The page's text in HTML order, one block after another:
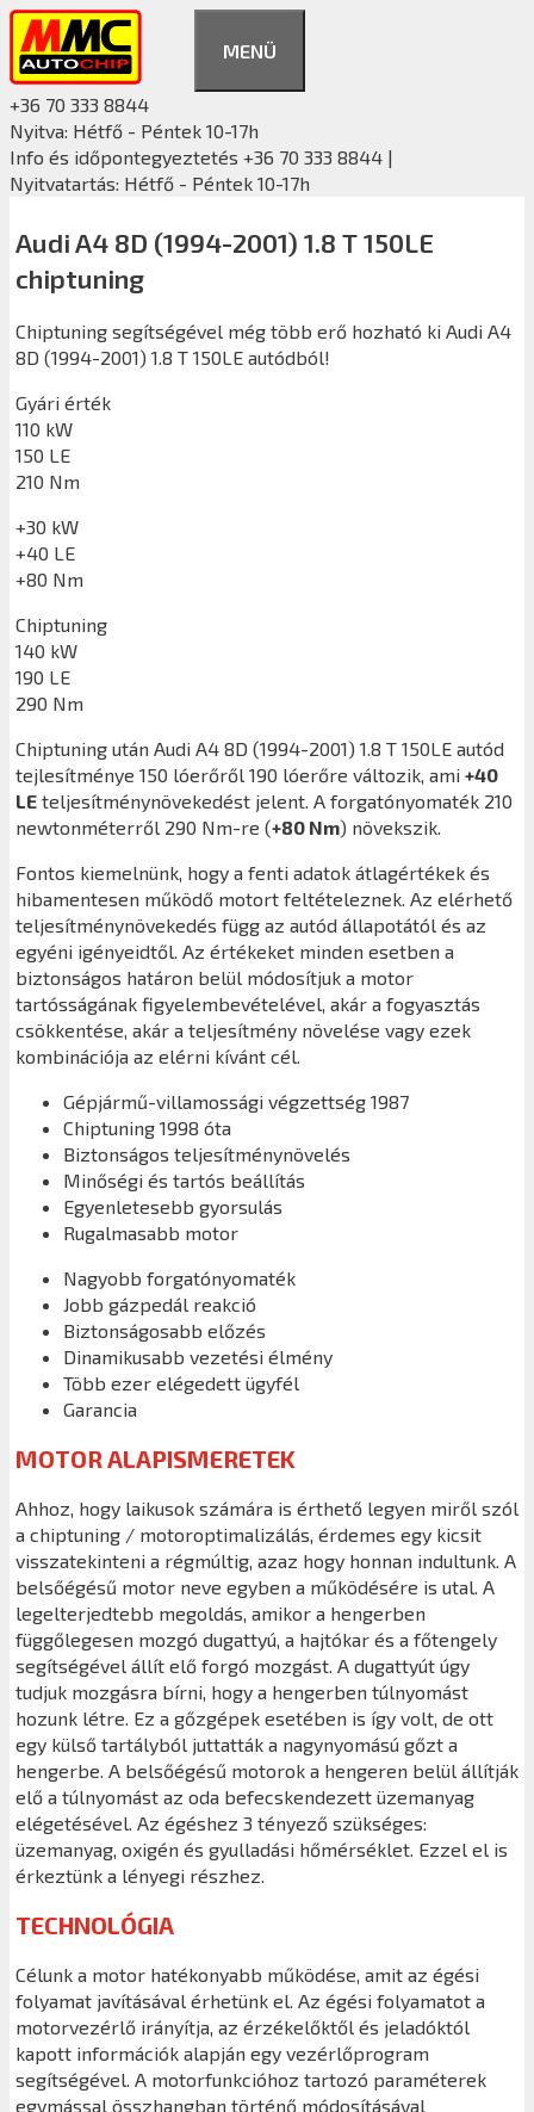
Kilépés
tartalomba
MENÜ
+36 70 333 8844
Nyitva: Hétfő - Péntek 10-17h
Info és időpontegyeztetés +36 70 333 8844 |
Nyitvatartás: Hétfő - Péntek 10-17h
Audi A4 8D (1994-2001) 1.8 T 150LE
chiptuning
Chiptuning segítségével még több erő hozható ki Audi A4
8D (1994-2001) 1.8 T 150LE autódból!
Gyári érték
110 kW
150 LE
210 Nm
+30 kW
+40 LE
+80 Nm
Chiptuning
140 kW
190 LE
290 Nm
Chiptuning után Audi A4 8D (1994-2001) 1.8 T 150LE autód
tejlesítménye 150 lóerőről 190 lóerőre változik, ami +40
LE teljesítménynövekedést jelent. A forgatónyomaték 210
newtonméterről 290 Nm-re (+80 Nm) növekszik.
Fontos kiemelnünk, hogy a fenti adatok átlagértékek és
hibamentesen működő motort feltételeznek. Az elérhető
teljesítménynövekedés függ az autód állapotától és az
egyéni igényeidtől. Az értékeket minden esetben a
biztonságos határon belül módosítjuk a motor
tartósságának figyelembevételével, akár a fogyasztás
csökkentése, akár a teljesítmény növelése vagy ezek
kombinációja az elérni kívánt cél.
Gépjármű-villamossági végzettség 1987
Chiptuning 1998 óta
Biztonságos teljesítménynövelés
Minőségi és tartós beállítás
Egyenletesebb gyorsulás
Rugalmasabb motor
Nagyobb forgatónyomaték
Jobb gázpedál reakció
Biztonságosabb előzés
Dinamikusabb vezetési élmény
Több ezer elégedett ügyfél
Garancia
MOTOR ALAPISMERETEK
Ahhoz, hogy laikusok számára is érthető legyen miről szól
a chiptuning / motoroptimalizálás, érdemes egy kicsit
visszatekinteni a régmúltig, azaz hogy honnan indultunk. A
belsőégésű motor neve egyben a működésére is utal. A
legelterjedtebb megoldás, amikor a hengerben
függőlegesen mozgó dugattyú, a hajtókar és a főtengely
segítségével állít elő forgó mozgást. A dugattyút úgy
tudjuk mozgásra bírni, hogy a hengerben túlnyomást
hozunk létre. Ez a gőzgépek esetében is így volt, de ott
egy külső tartályból juttatták a nagynyomású gőzt a
hengerbe. A belsőégésű motorok a hengeren belül állítják
elő a túlnyomást az oda befecskendezett üzemanyag
elégetésével. Az égéshez 3 tényező szükséges:
üzemanyag, oxigén és gyulladási hőmérséklet. Ezzel el is
érkeztünk a lényegi részhez.
TECHNOLÓGIA
Célunk a motor hatékonyabb működése, amit az égési
folyamat javításával érhetünk el. Az égési folyamatot a
motorvezérlő irányítja, az érzékelőktől és jeladóktól
kapott információk alapján egy vezérlőprogram
segítségével. A motorfunkcióhoz tartozó paraméterek
egymással összhangban történő módosításával